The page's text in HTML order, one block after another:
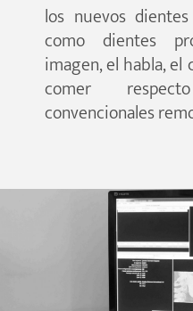
los nuevos
como dientes
imagen, el habla,
comer
convencionales